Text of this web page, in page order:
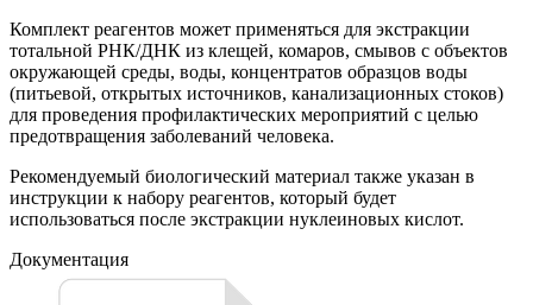
Комплект реагентов может применяться для экстракции
тотальной РНК/ДНК из клещей, комаров, смывов с объектов
окружающей среды, воды, концентратов образцов воды
(питьевой, открытых источников, канализационных стоков)
для проведения профилактических мероприятий с целью
предотвращения заболеваний человека.
Рекомендуемый биологический материал также указан в
инструкции к набору реагентов, который будет
использоваться после экстракции нуклеиновых кислот.
Документация